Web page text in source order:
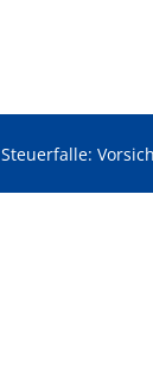
Steuerfalle: